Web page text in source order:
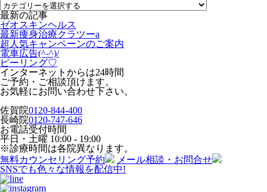
最新の記事
ゼオスキンヘルス
最新痩身治療クラツーa
超人気キャンペーンのご案内
電車広告(^-^)/
ピーリング♡
インターネットからは24時間
ご予約・ご相談頂けます。
お気軽にお問い合わせ下さい。
佐賀院0120-844-400
長崎院0120-747-646
お電話受付時間
平日・土曜 10:00 - 19:00
※診療時間は各院異なります。
無料カウンセリング予約
メール相談・お問合せ
SNSでも色々な情報を配信中!